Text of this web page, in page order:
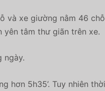
và xe giường nằm 46
yên tâm thư giãn trên xe.
ngày.
hơn 5h35’. Tuy nhiên